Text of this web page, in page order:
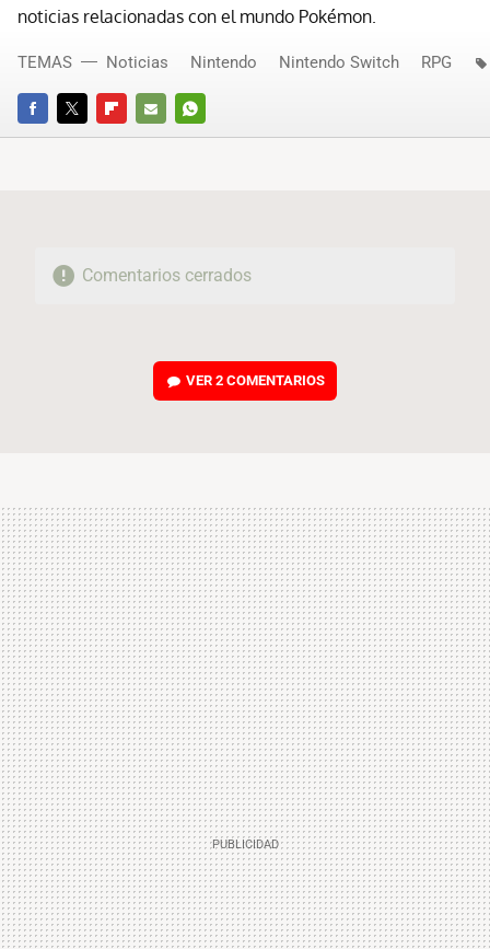
noticias relacionadas con el mundo Pokémon.
FACEBOOKTWITTERFLIPBOARD
E-
WHATSAPP
TEMAS Noticias Nintendo Nintendo Switch RPG
Comentarios cerrados
VER2 COMENTARIOS